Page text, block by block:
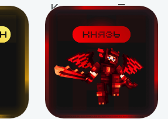
Кастомная Привилегия
959 ₽
В корзину